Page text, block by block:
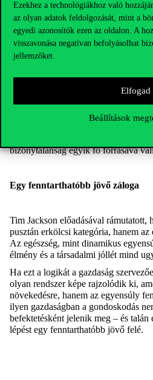
Ezekhez a technológiákhoz való
az olyan adatok feldolgozását, mint a
egyedi azonosítók ezen az oldalon. A
visszavonása negatívan befolyásolhat
jellemzőket.
Elfogad
Beállítások
egészségügyi beavatkozások
két és félszeresét teszik ki az
ahhoz, hogy egészséges legyen a
ráfordítás alig több mint
Ugyanakkor az egészségtelen
adódó egészségügyi költségeket így
rendelkező bolygón
erőforrásokért folytatott verseny
felé mutat, ahol a gazdasági logika
bizonytalanság egyik fő forrásává
Egy fenntarthatóbb jövő záloga
Tim Jackson előadásával rámutatott,
pusztán erkölcsi kategória, hanem az
Az egészség, mint dinamikus
élmény és a társadalmi jóllét mind
Ha ezt a logikát a gazdaság
olyan rendszer képe rajzolódik ki,
növekedésre, hanem az egyensúly
ilyen gazdaságban a gondoskodás
befektetésként jelenik meg – és
lépést egy fenntarthatóbb jövő felé.